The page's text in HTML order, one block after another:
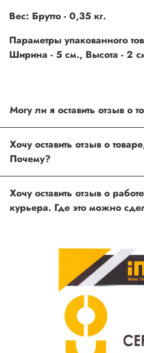
Вес: Брутто - 0,35 кг.
Параметры упакованного
Ширина - 5 см., Высота - 2
Могу ли я оставить отзыв о
специальное поле, где Вы
Также Вы можете присвоить
звёзд. Все отзывы о товарах
Хочу оставить отзыв о
Почему?
полей. Если поля заполнены
нами по телефону +7 (812) 565-
Хочу оставить отзыв о
курьера. Где это можно
Ваш отзыв о товаре, магазине
поможет нам улучшать сервис
Оставить отзыв о покупке